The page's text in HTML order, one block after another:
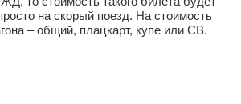
на скорый поезд. На стоимость
– общий, плацкарт, купе или СВ.